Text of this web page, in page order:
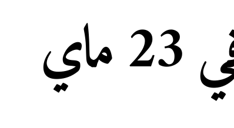
يوم دراسي في 23 ماي